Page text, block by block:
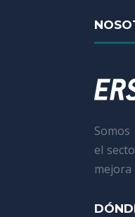
el
mejora